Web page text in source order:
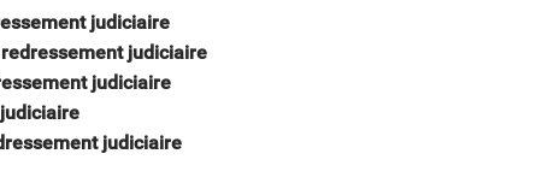
judiciaire
judiciaire
judiciaire
judiciaire